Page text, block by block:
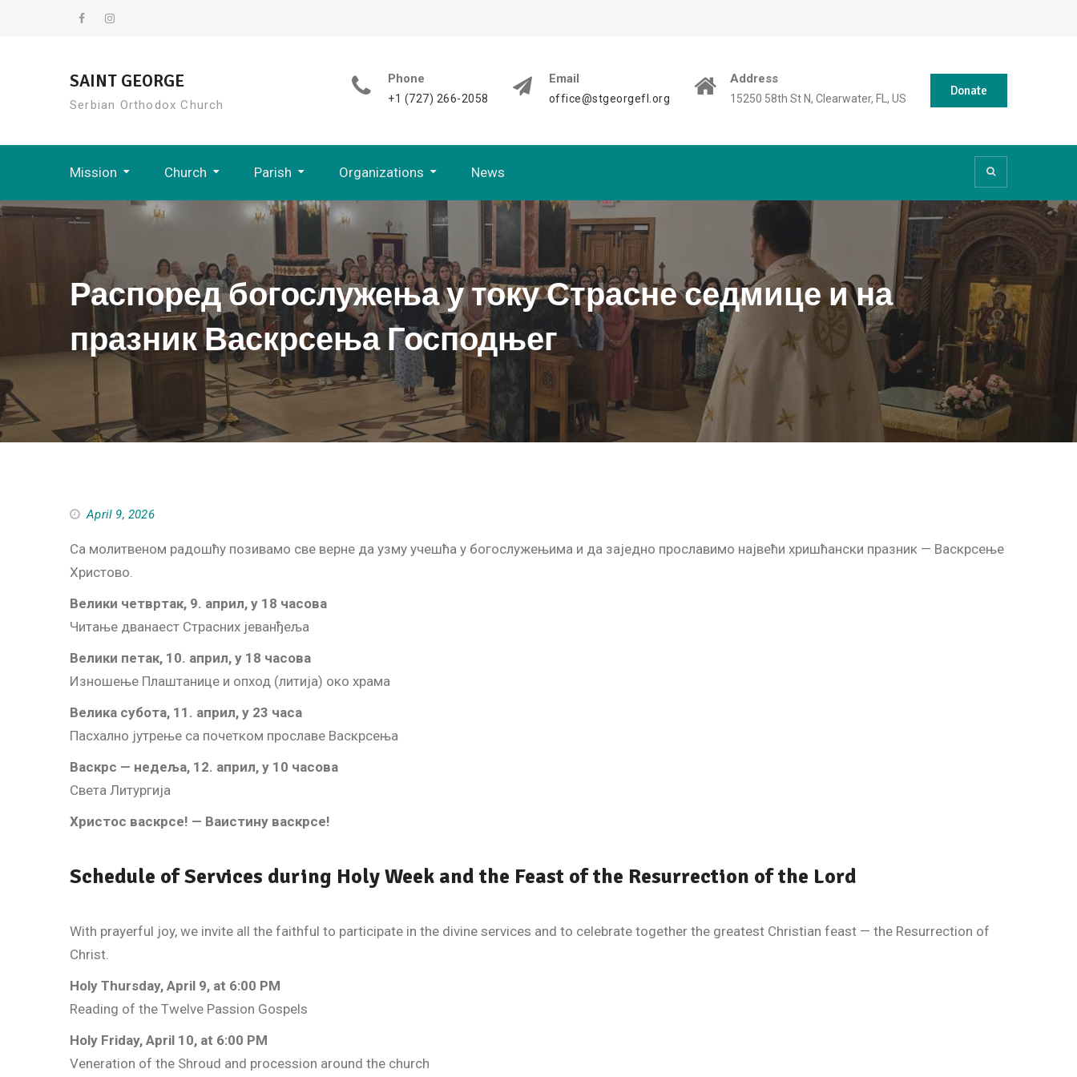
SAINT GEORGE
Serbian Orthodox Church
Phone
+1 (727) 266-2058
Email
office@stgeorgefl.org
Address
15250 58th St N, Clearwater, FL, US
Donate
Mission Church Parish Organizations News
Распоред богослужења у току Страсне седмице и на
празник Васкрсења Господњег
April 9, 2026
Са молитвеном радошћу позивамо све верне да узму учешћа у богослужењима и да заједно прославимо највећи хришћански празник — Васкрсење
Христово.
Велики четвртак, 9. април, у 18 часова
Читање дванаест Страсних јеванђеља
Велики петак, 10. април, у 18 часова
Изношење Плаштанице и опход (литија) око храма
Велика субота, 11. април, у 23 часа
Пасхално јутрење са почетком прославе Васкрсења
Васкрс — недеља, 12. април, у 10 часова
Света Литургија
Христос васкрсе! — Ваистину васкрсе!
Schedule of Services during Holy Week and the Feast of the Resurrection of the Lord
With prayerful joy, we invite all the faithful to participate in the divine services and to celebrate together the greatest Christian feast — the Resurrection of
Christ.
Holy Thursday, April 9, at 6:00 PM
Reading of the Twelve Passion Gospels
Holy Friday, April 10, at 6:00 PM
Veneration of the Shroud and procession around the church